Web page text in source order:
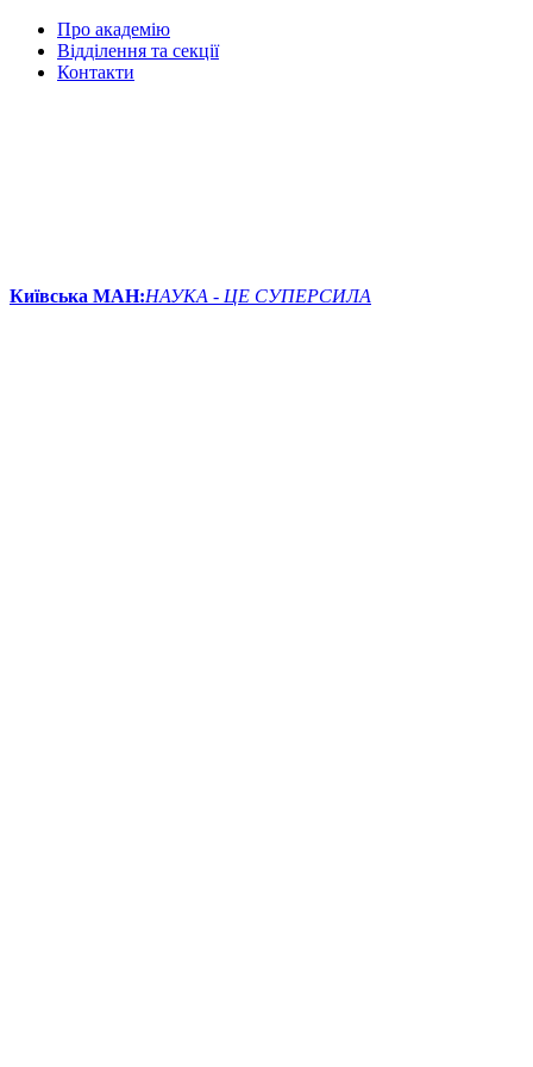
Про академію
Відділення та секції
Контакти
Київська МАН:НАУКА - ЦЕ СУПЕРСИЛА